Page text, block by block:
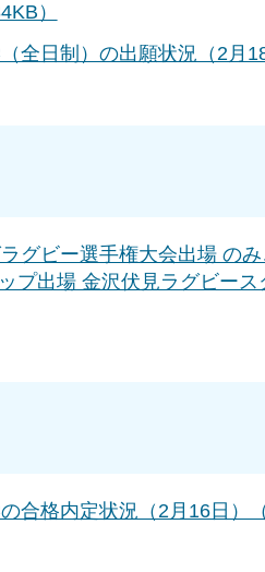
）
全日制）の出願状況（2月
グビー選手権大会出場 の
プ出場 金沢伏見ラグビー
合格内定状況（2月16日）